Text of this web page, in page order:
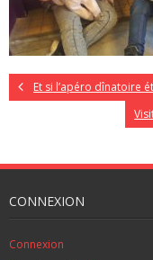
Et si l’apéro dînatoire
CONNEXION
Connexion